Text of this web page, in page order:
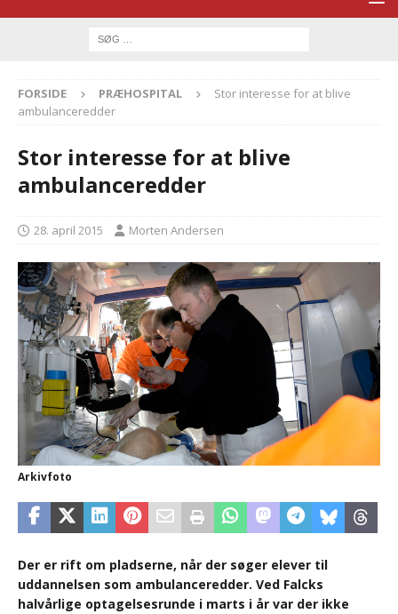
FORSIDE PRÆHOSPITAL
Stor interesse for at blive
ambulanceredder
Stor interesse for at blive
ambulanceredder
28. april 2015 Morten Andersen
Arkivfoto
Der er rift om pladserne, når der søger elever til
uddannelsen som ambulanceredder. Ved Falcks
halvårlige optagelsesrunde i marts i år var der ikke